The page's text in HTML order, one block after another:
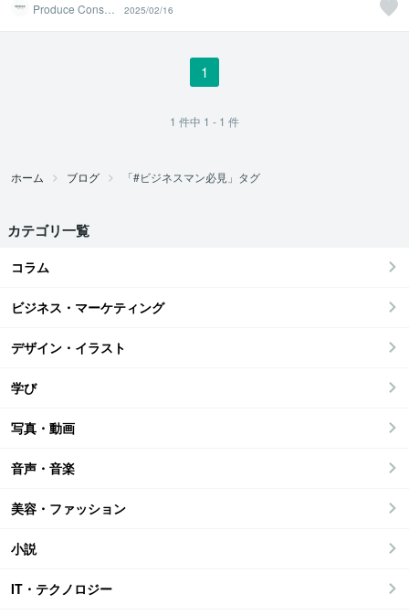
Produce Consult
2025/02/16
1
1 件中 1 - 1 件
ホーム ブログ 「#ビジネスマン必見」タグ
カテゴリ一覧
コラム
ビジネス・マーケティング
デザイン・イラスト
学び
写真・動画
音声・音楽
美容・ファッション
小説
IT・テクノロジー